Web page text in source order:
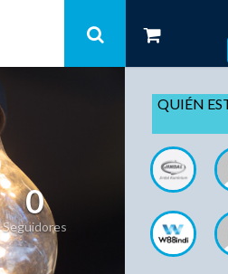
0
Seguidores
QUIÉN